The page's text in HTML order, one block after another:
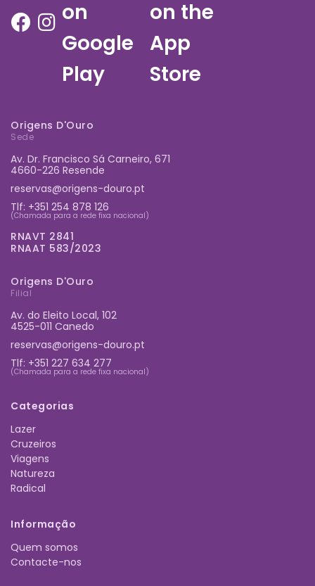
Origens D'Ouro
Sede
Av. Dr. Francisco Sá Carneiro, 671
4660-226 Resende
reservas@origens-douro.pt
Tlf: +351 254 878 126
(Chamada para a rede fixa nacional)
RNAVT 2841
RNAAT 583/2023
Origens D'Ouro
Filial
Av. do Eleito Local, 102
4525-011 Canedo
reservas@origens-douro.pt
Tlf: +351 227 634 277
(Chamada para a rede fixa nacional)
Categorias
Lazer
Cruzeiros
Viagens
Natureza
Radical
Informação
Quem somos
Contacte-nos